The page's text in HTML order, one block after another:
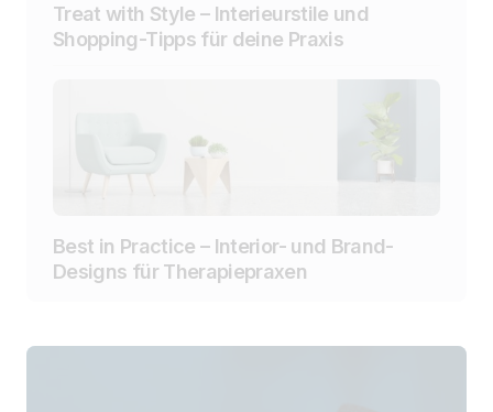
Treat with Style – Interieurstile und
Shopping-Tipps für deine Praxis
Best in Practice – Interior- und Brand-
Designs für Therapiepraxen